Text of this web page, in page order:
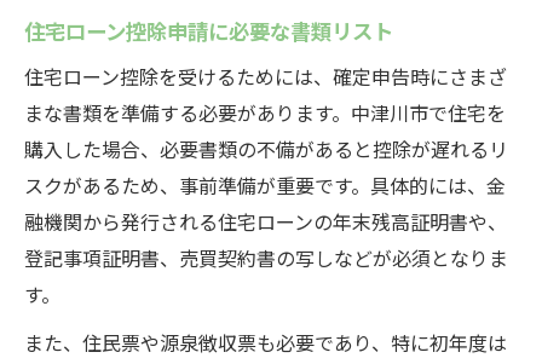
住宅ローン控除申請に必要な書類リスト
住宅ローン控除を受けるためには、確定申告時にさまざ
まな書類を準備する必要があります。中津川市で住宅を
購入した場合、必要書類の不備があると控除が遅れるリ
スクがあるため、事前準備が重要です。具体的には、金
融機関から発行される住宅ローンの年末残高証明書や、
登記事項証明書、売買契約書の写しなどが必須となりま
す。
また、住民票や源泉徴収票も必要であり、特に初年度は